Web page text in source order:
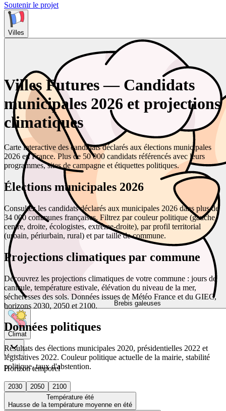
Soutenir le projet
Villes
Brebis galeuses
Climat
Horizon temporel
2030 2050
2100
Température été
Hausse de la température moyenne en été
Villes Futures — Candidats
municipales 2026 et projections
climatiques
Carte interactive des candidats déclarés aux élections municipales
2026 en France. Plus de 50 000 candidats référencés avec leurs
programmes, sites de campagne et étiquettes politiques.
Élections municipales 2026
Consultez les candidats déclarés aux municipales 2026 dans plus de
34 000 communes françaises. Filtrez par couleur politique (gauche,
centre, droite, écologistes, extrême-droite), par profil territorial
(urbain, périurbain, rural) et par taille de commune.
Projections climatiques par commune
Découvrez les projections climatiques de votre commune : jours de
canicule, température estivale, élévation du niveau de la mer,
sécheresses des sols. Données issues de Météo France et du GIEC,
horizons 2030, 2050 et 2100.
Données politiques
Résultats des élections municipales 2020, présidentielles 2022 et
législatives 2022. Couleur politique actuelle de la mairie, stabilité
politique, taux d'abstention.